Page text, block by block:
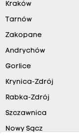
Kraków
Tarnów
Zakopane
Andrychów
Gorlice
Krynica-Zdrój
Rabka-Zdrój
Szczawnica
Nowy Sącz